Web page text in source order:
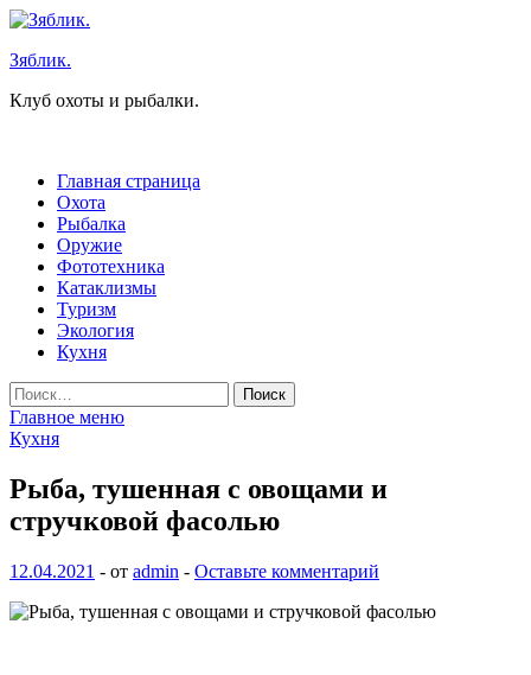
Перейти
содержимому
Зяблик.
Клуб охоты и рыбалки.
Главная страница
Охота
Рыбалка
Оружие
Фототехника
Катаклизмы
Туризм
Экология
Кухня
Найти:
Главное меню
Кухня
Рыба, тушенная с овощами и
стручковой фасолью
12.04.2021 - от admin - Оставьте комментарий